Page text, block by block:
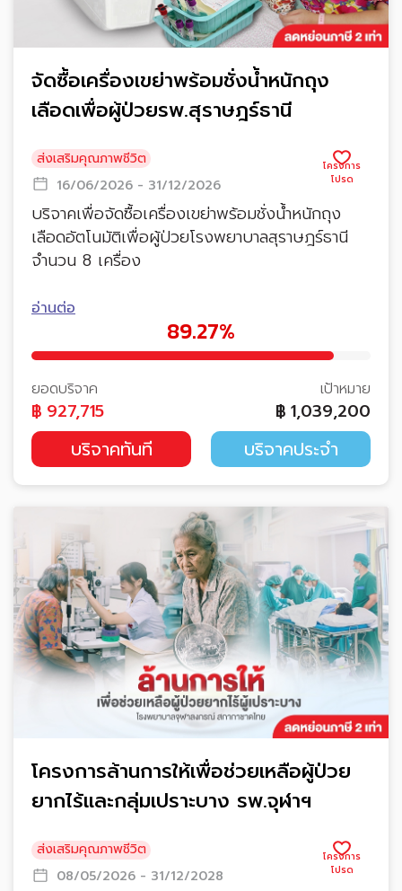
จัดซื้อเครื่องเขย่าพร้อมชั่งน้ำหนักถุง
เลือดเพื่อผู้ป่วยรพ.สุราษฎร์ธานี
ส่งเสริมคุณภาพชีวิต
16/06/2026 - 31/12/2026
บริจาคเพื่อจัดซื้อเครื่องเขย่าพร้อมชั่งน้ำหนักถุง
เลือดอัตโนมัติเพื่อผู้ป่วยโรงพยาบาลสุราษฎร์ธานี
จำนวน 8 เครื่อง
อ่านต่อ
89.27%
ยอดบริจาค
฿ 927,715
เป้าหมาย
฿ 1,039,200
บริจาคทันที บริจาคประจำ
โครงการล้านการให้เพื่อช่วยเหลือผู้ป่วย
ยากไร้และกลุ่มเปราะบาง รพ.จุฬาฯ
ส่งเสริมคุณภาพชีวิต
08/05/2026 - 31/12/2028